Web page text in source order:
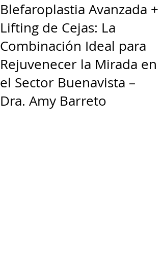
Blefaroplastia Avanzada +
Lifting de Cejas: La
Combinación Ideal para
Rejuvenecer la Mirada en
el Sector Buenavista –
Dra. Amy Barreto